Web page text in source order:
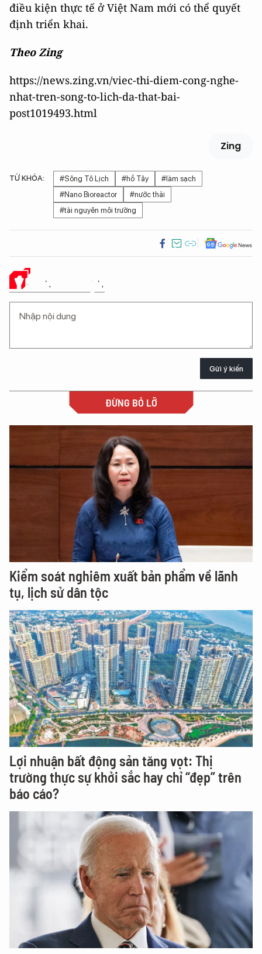
điều kiện thực tế ở Việt Nam mới có thể quyết
định triển khai.
Theo Zing
https://news.zing.vn/viec-thi-diem-cong-nghe-
nhat-tren-song-to-lich-da-that-bai-
post1019493.html
Zing
TỪ KHÓA: #Sông Tô Lịch #hồ Tây
#làm sạch
#Nano Bioreactor
#nước thải
#tài nguyên môi trường
Ý KIẾN CỦA BẠN
Gửi ý kiến
ĐỪNG BỎ LỠ
Kiểm soát nghiêm xuất bản phẩm về lãnh
tụ, lịch sử dân tộc
Lợi nhuận bất động sản tăng vọt: Thị
trường thực sự khởi sắc hay chỉ “đẹp” trên
báo cáo?